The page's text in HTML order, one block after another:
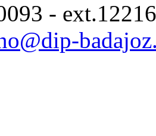
- ext.12216